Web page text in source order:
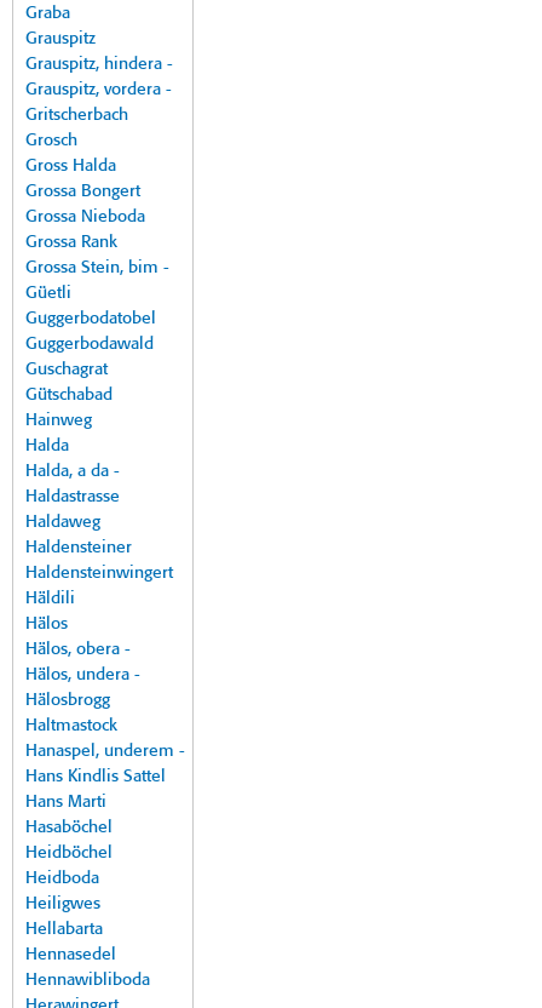
Graba
Grauspitz
Grauspitz, hindera -
Grauspitz, vordera -
Gritscherbach
Grosch
Gross Halda
Grossa Bongert
Grossa Nieboda
Grossa Rank
Grossa Stein, bim -
Güetli
Guggerbodatobel
Guggerbodawald
Guschagrat
Gütschabad
Hainweg
Halda
Halda, a da -
Haldastrasse
Haldaweg
Haldensteiner
Haldensteinwingert
Häldili
Hälos
Hälos, obera -
Hälos, undera -
Hälosbrogg
Haltmastock
Hanaspel, underem -
Hans Kindlis Sattel
Hans Marti
Hasaböchel
Heidböchel
Heidboda
Heiligwes
Hellabarta
Hennasedel
Hennawibliboda